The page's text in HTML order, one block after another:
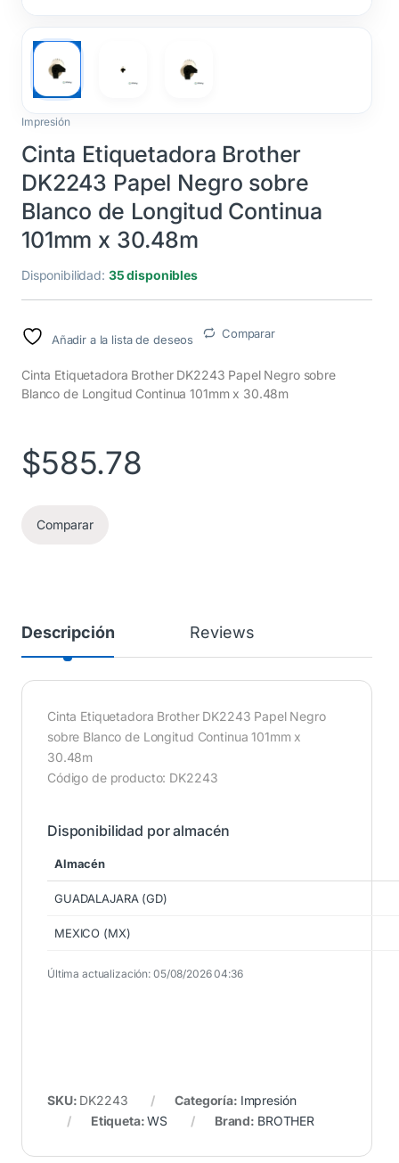
Impresión
Cinta Etiquetadora Brother
DK2243 Papel Negro sobre
Blanco de Longitud Continua
101mm x 30.48m
Disponibilidad: 35 disponibles
Añadir a la lista de deseos Comparar
Cinta Etiquetadora Brother DK2243 Papel Negro sobre
Blanco de Longitud Continua 101mm x 30.48m
$585.78
Comparar
Descripción Reviews
Cinta Etiquetadora Brother DK2243 Papel Negro
sobre Blanco de Longitud Continua 101mm x
30.48m
Código de producto: DK2243
Disponibilidad por almacén
Almacén
GUADALAJARA (GD)
MEXICO (MX)
Última actualización: 05/08/2026 04:36
SKU: DK2243 Categoría: Impresión
Etiqueta:WS Brand: BROTHER